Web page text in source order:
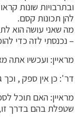
ובתרבויות שונות
להן תכונות קסם.
מה שאני עושה הוא
– נכנסתי לזה כדי
מראיין: ועכשיו אתה
דר': כן אין ספק , וכך
מראיין: האם תוכל
שטפלת בהם בדרך זו,